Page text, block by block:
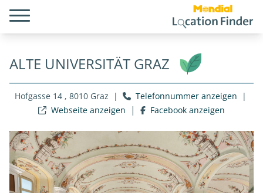
ALTE UNIVERSITÄT GRAZ
Hofgasse 14 , 8010 Graz | Telefonnummer anzeigen
|
Webseite anzeigen
| Facebook anzeigen